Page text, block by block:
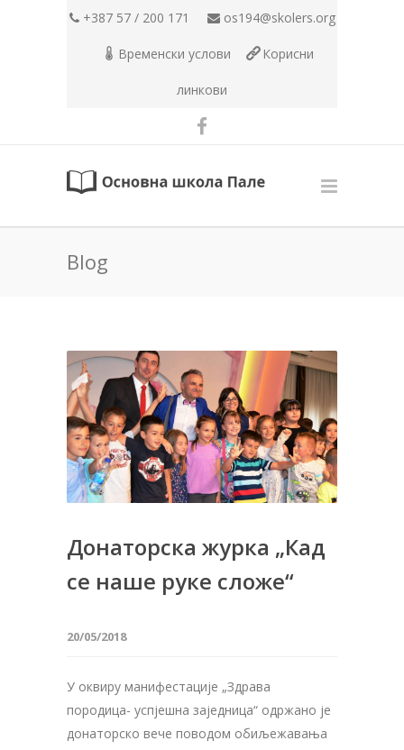
+387 57 / 200 171 os194@skolers.org
Временски услови Корисни
линкови
Blog
Донаторска журка „Кад
се наше руке сложе“
20/05/2018
У оквиру манифестације „Здрава
породица- успјешна заједница“ одржано је
донаторско вече поводом обиљежавања